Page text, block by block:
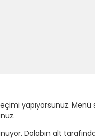
yapıyorsunuz. Menü
Dolabın alt